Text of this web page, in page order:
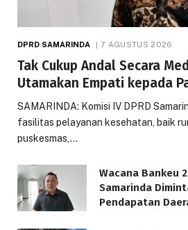
DPRD SAMARINDA 7 AGUSTUS 2026
Tak Cukup Andal Secara
Utamakan Empati kepada
SAMARINDA: Komisi IV DPRD
fasilitas pelayanan kesehatan, baik
puskesmas,…
Wacana Bankeu
Samarinda
Pendapatan